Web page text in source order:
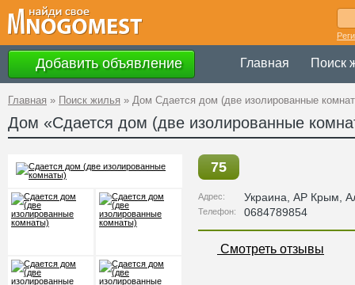
Добавить объявление Главная Поиск
Главная » Поиск жилья » Дом Сдается дом (две изолированные
Дом «Сдается дом (две изолированные
75
Адрес: Украина АР Крым ,
Телефон: 0684789854
Смотреть отзывы